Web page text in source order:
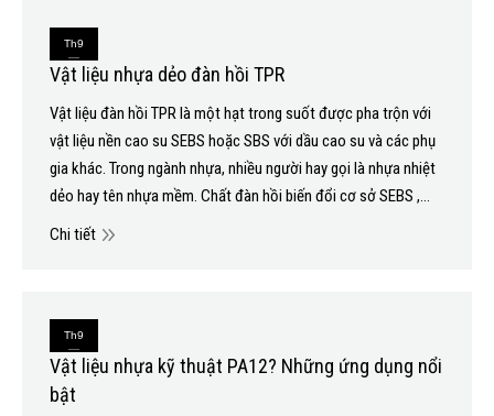
Th9
8
2020
Vật liệu nhựa dẻo đàn hồi TPR
Vật liệu đàn hồi TPR là một hạt trong suốt được pha trộn với
vật liệu nền cao su SEBS hoặc SBS với dầu cao su và các phụ
gia khác. Trong ngành nhựa, nhiều người hay gọi là nhựa nhiệt
dẻo hay tên nhựa mềm. Chất đàn hồi biến đổi cơ sở SEBS ,…
Chi tiết
Th9
6
2020
Vật liệu nhựa kỹ thuật PA12? Những ứng dụng nổi
bật